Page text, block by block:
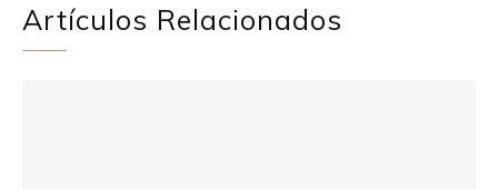
Artículos Relacionados